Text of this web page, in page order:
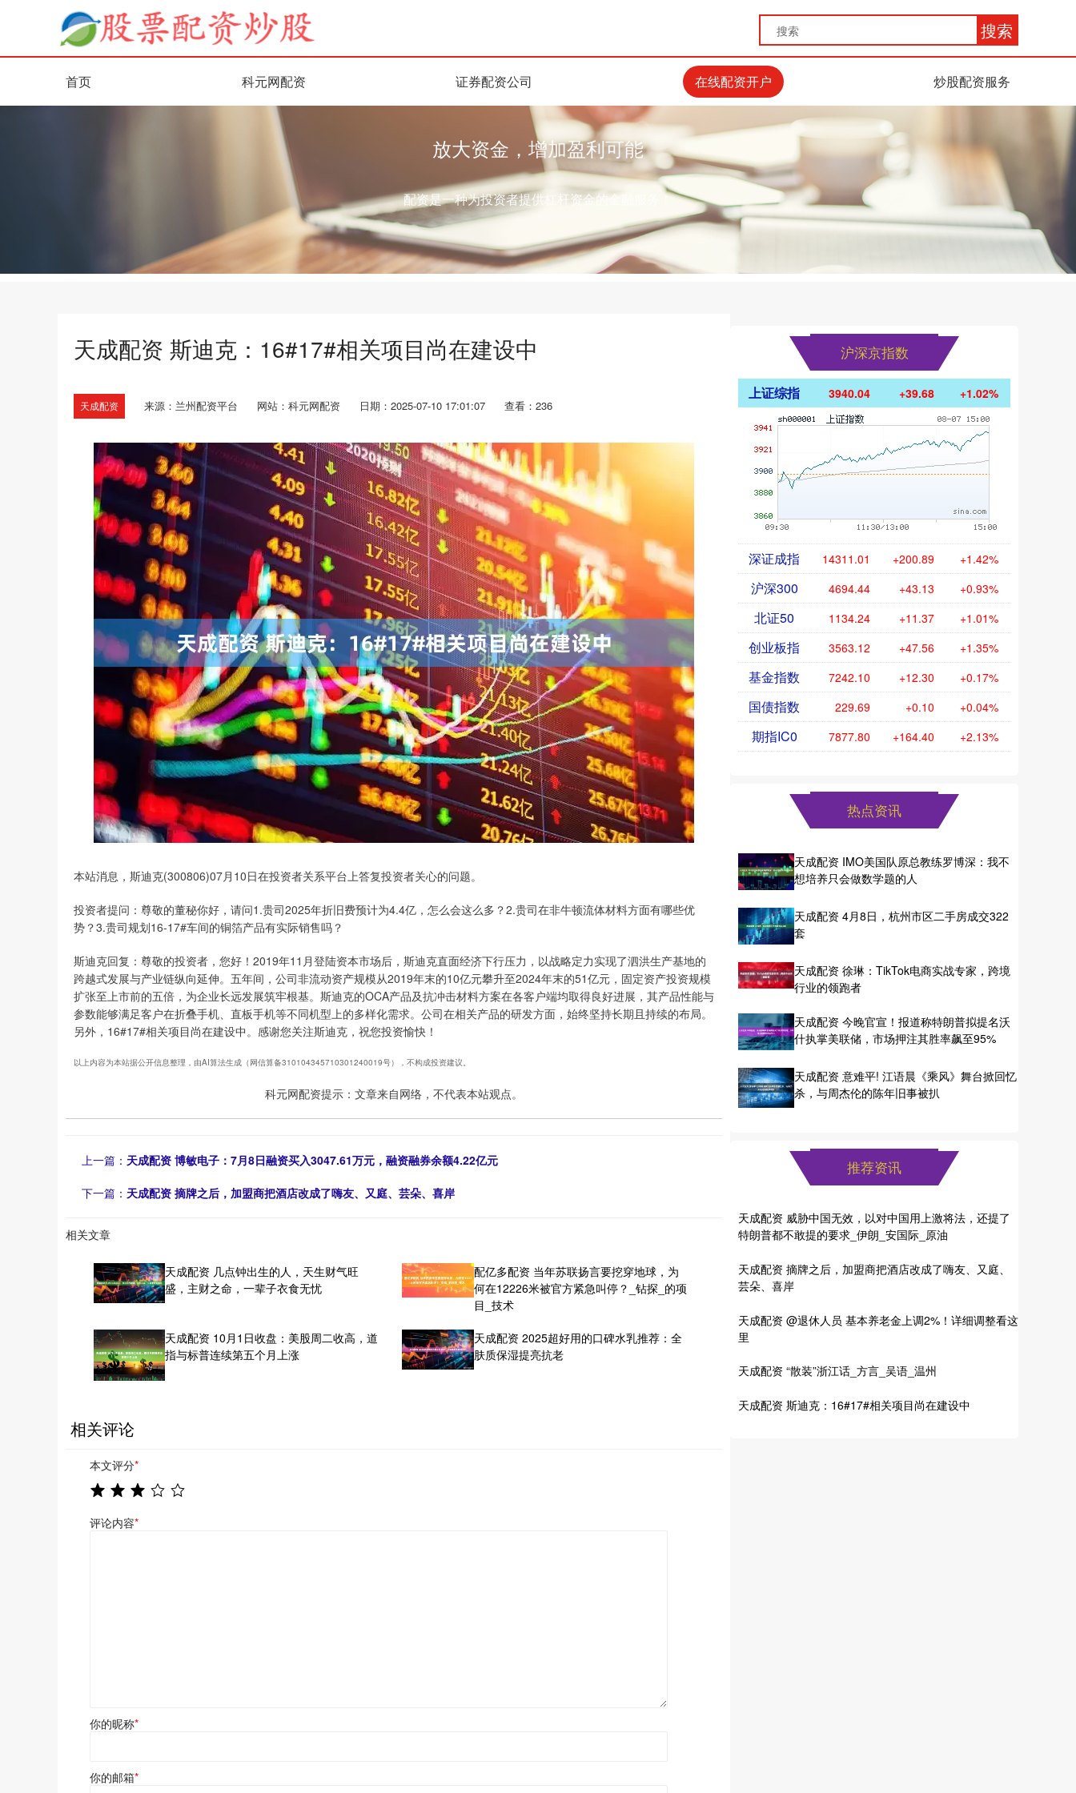
搜索
首页 科元网配资 证券配资公司 在线配资开户 炒股配资服务
放大资金，增加盈利可能
配资是一种为投资者提供杠杆资金的金融服务！
天成配资 斯迪克：16#17#相关项目尚在建设中
天成配资 来源：兰州配资平台 网站：科元网配资 日期：2025-07-10 17:01:07 查看：236
本站消息，斯迪克(300806)07月10日在投资者关系平台上答复投资者关心的问题。
投资者提问：尊敬的董秘你好，请问1.贵司2025年折旧费预计为4.4亿，怎么会这么多？2.贵司在非牛顿流体材料方面有哪些优
势？3.贵司规划16-17#车间的铜箔产品有实际销售吗？
斯迪克回复：尊敬的投资者，您好！2019年11月登陆资本市场后，斯迪克直面经济下行压力，以战略定力实现了泗洪生产基地的
跨越式发展与产业链纵向延伸。五年间，公司非流动资产规模从2019年末的10亿元攀升至2024年末的51亿元，固定资产投资规模
扩张至上市前的五倍，为企业长远发展筑牢根基。斯迪克的OCA产品及抗冲击材料方案在各客户端均取得良好进展，其产品性能与
参数能够满足客户在折叠手机、直板手机等不同机型上的多样化需求。公司在相关产品的研发方面，始终坚持长期且持续的布局。
另外，16#17#相关项目尚在建设中。感谢您关注斯迪克，祝您投资愉快！
以上内容为本站据公开信息整理，由AI算法生成（网信算备310104345710301240019号），不构成投资建议。
科元网配资提示：文章来自网络，不代表本站观点。
上一篇： 天成配资 博敏电子：7月8日融资买入3047.61万元，融资融券余额4.22亿元
下一篇： 天成配资 摘牌之后，加盟商把酒店改成了嗨友、又庭、芸朵、喜岸
相关文章
天成配资 几点钟出生的人，天生财气旺
盛，主财之命，一辈子衣食无忧
配亿多配资 当年苏联扬言要挖穿地球，为
何在12226米被官方紧急叫停？_钻探_的项
目_技术
天成配资 10月1日收盘：美股周二收高，道
指与标普连续第五个月上涨
天成配资 2025超好用的口碑水乳推荐：全
肤质保湿提亮抗老
相关评论
本文评分*
评论内容*
你的昵称*
你的邮箱*
沪深京指数
上证综指 3940.04 +39.68 +1.02%
深证成指 14311.01 +200.89 +1.42%
沪深300 4694.44 +43.13 +0.93%
北证50 1134.24 +11.37 +1.01%
创业板指 3563.12 +47.56 +1.35%
基金指数 7242.10 +12.30 +0.17%
国债指数 229.69 +0.10 +0.04%
期指IC0 7877.80 +164.40 +2.13%
热点资讯
天成配资 IMO美国队原总教练罗博深：我不
想培养只会做数学题的人
天成配资 4月8日，杭州市区二手房成交322
套
天成配资 徐琳：TikTok电商实战专家，跨境
行业的领跑者
天成配资 今晚官宣！报道称特朗普拟提名沃
什执掌美联储，市场押注其胜率飙至95%
天成配资 意难平! 江语晨《乘风》舞台掀回忆
杀，与周杰伦的陈年旧事被扒
推荐资讯
天成配资 威胁中国无效，以对中国用上激将法，还提了
特朗普都不敢提的要求_伊朗_安国际_原油
天成配资 摘牌之后，加盟商把酒店改成了嗨友、又庭、
芸朵、喜岸
天成配资 @退休人员 基本养老金上调2%！详细调整看这
里
天成配资 “散装”浙江话_方言_吴语_温州
天成配资 斯迪克：16#17#相关项目尚在建设中